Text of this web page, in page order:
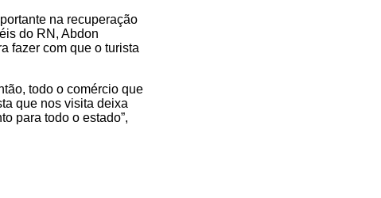
na recuperação
do RN, Abdon
fazer com que o turista
todo o comércio que
que nos visita deixa
para todo o estado”,